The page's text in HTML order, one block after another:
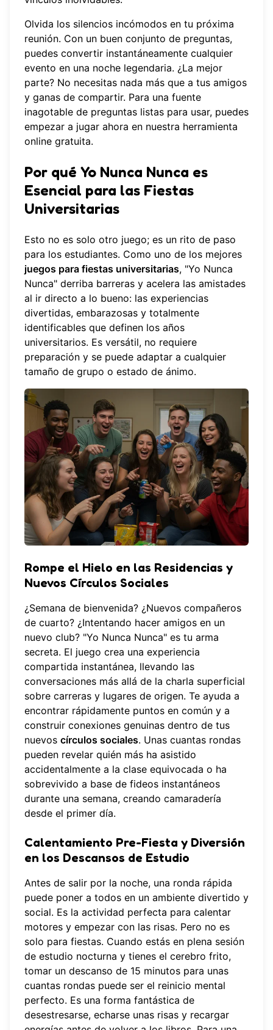
Olvida los silencios incómodos en tu próxima
reunión. Con un buen conjunto de preguntas,
puedes convertir instantáneamente cualquier
evento en una noche legendaria. ¿La mejor
parte? No necesitas nada más que a tus amigos
y ganas de compartir. Para una fuente
inagotable de preguntas listas para usar, puedes
empezar a jugar ahora en nuestra herramienta
online gratuita.
Por qué Yo Nunca Nunca es
Esencial para las Fiestas
Universitarias
Esto no es solo otro juego; es un rito de paso
para los estudiantes. Como uno de los mejores
juegos para fiestas universitarias, "Yo Nunca
Nunca" derriba barreras y acelera las amistades
al ir directo a lo bueno: las experiencias
divertidas, embarazosas y totalmente
identificables que definen los años
universitarios. Es versátil, no requiere
preparación y se puede adaptar a cualquier
tamaño de grupo o estado de ánimo.
Rompe el Hielo en las Residencias y
Nuevos Círculos Sociales
¿Semana de bienvenida? ¿Nuevos compañeros
de cuarto? ¿Intentando hacer amigos en un
nuevo club? "Yo Nunca Nunca" es tu arma
secreta. El juego crea una experiencia
compartida instantánea, llevando las
conversaciones más allá de la charla superficial
sobre carreras y lugares de origen. Te ayuda a
encontrar rápidamente puntos en común y a
construir conexiones genuinas dentro de tus
nuevos círculos sociales. Unas cuantas rondas
pueden revelar quién más ha asistido
accidentalmente a la clase equivocada o ha
sobrevivido a base de fideos instantáneos
durante una semana, creando camaradería
desde el primer día.
Calentamiento Pre-Fiesta y Diversión
en los Descansos de Estudio
Antes de salir por la noche, una ronda rápida
puede poner a todos en un ambiente divertido y
social. Es la actividad perfecta para calentar
motores y empezar con las risas. Pero no es
solo para fiestas. Cuando estás en plena sesión
de estudio nocturna y tienes el cerebro frito,
tomar un descanso de 15 minutos para unas
cuantas rondas puede ser el reinicio mental
perfecto. Es una forma fantástica de
desestresarse, echarse unas risas y recargar